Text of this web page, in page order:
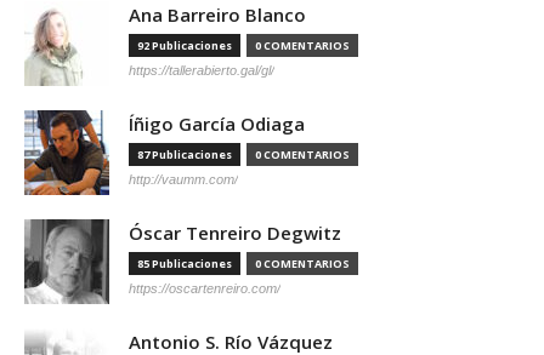
Ana Barreiro Blanco
92 Publicaciones 0 COMENTARIOS
https://tallerabierto.gal/gl/
Íñigo García Odiaga
87 Publicaciones 0 COMENTARIOS
http://vaumm.com/
Óscar Tenreiro Degwitz
85 Publicaciones 0 COMENTARIOS
https://oscartenreiro.com/
Antonio S. Río Vázquez